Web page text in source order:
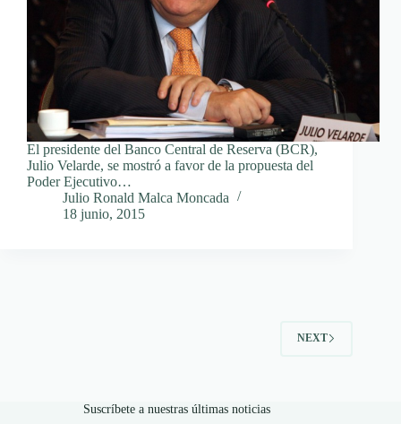
El presidente del Banco Central de Reserva (BCR),
Julio Velarde, se mostró a favor de la propuesta del
Poder Ejecutivo…
Julio Ronald Malca Moncada
18 junio, 2015
NEXT
Suscríbete a nuestras últimas noticias